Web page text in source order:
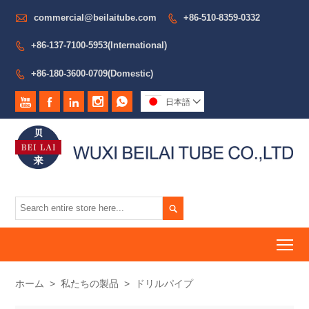
 commercial@beilaitube.com  +86-510-8359-0332
 +86-137-7100-5953(International)
 +86-180-3600-0709(Domestic)
     日本語 

ホーム > 私たちの製品 > ドリルパイプ